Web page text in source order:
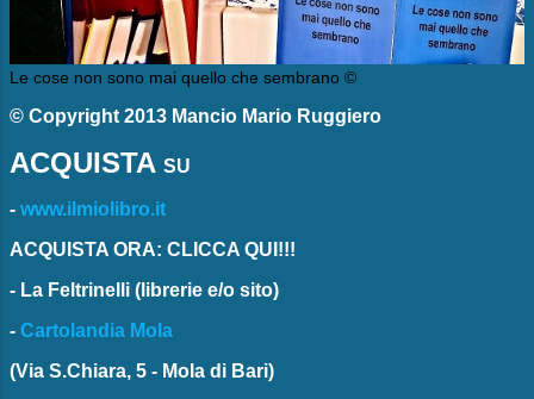
Le cose non sono mai quello che sembrano ©
© Copyright 2013 Mancio Mario Ruggiero
ACQUISTA SU
- www.ilmiolibro.it
ACQUISTA ORA: CLICCA QUI!!!
- La Feltrinelli (librerie e/o sito)
- Cartolandia Mola
(Via S.Chiara, 5 - Mola di Bari)